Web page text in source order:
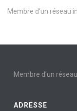
Membre d’un réseau
Membre d’un
ADRESSE